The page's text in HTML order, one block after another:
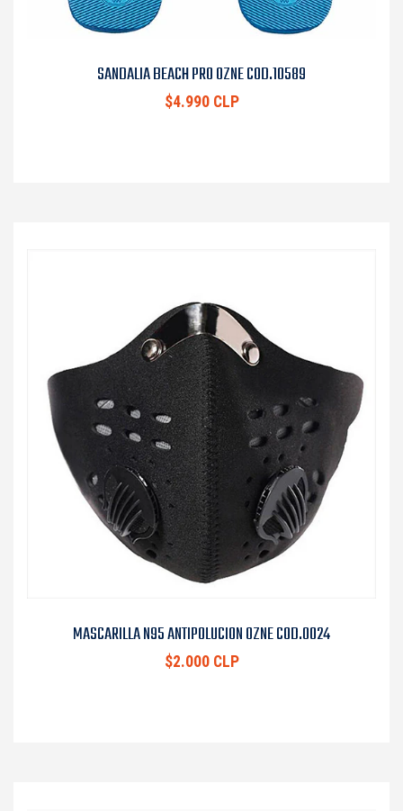
SANDALIA BEACH PRO OZNE COD.10589
$4.990 CLP
MASCARILLA N95 ANTIPOLUCION OZNE COD.0024
$2.000 CLP